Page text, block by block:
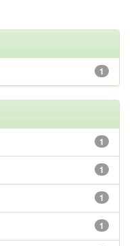
1
1
1
1
1